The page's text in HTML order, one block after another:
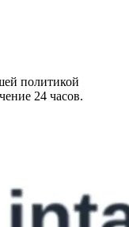
политикой
24 часов.